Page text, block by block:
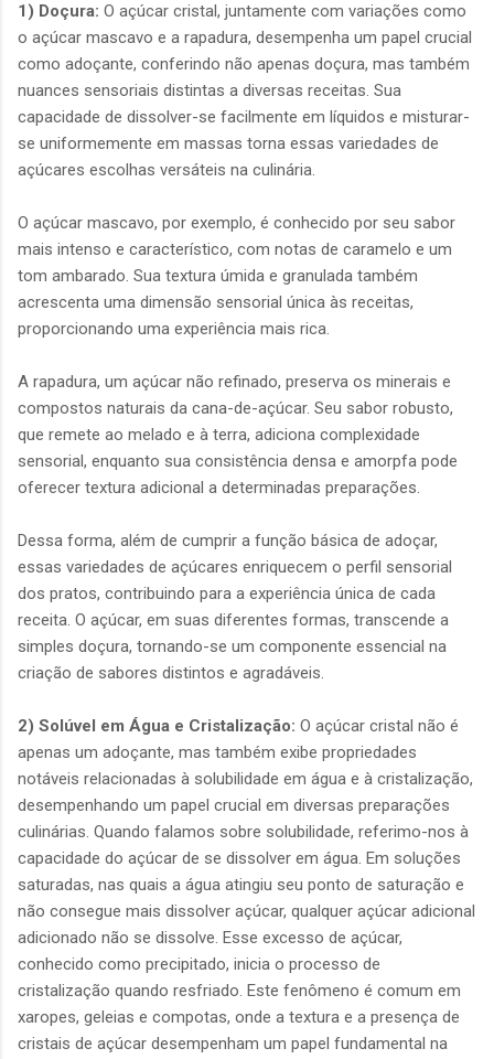
1) Doçura: O açúcar cristal, juntamente com variações como
o açúcar mascavo e a rapadura, desempenha um papel crucial
como adoçante, conferindo não apenas doçura, mas também
nuances sensoriais distintas a diversas receitas. Sua
capacidade de dissolver-se facilmente em líquidos e misturar-
se uniformemente em massas torna essas variedades de
açúcares escolhas versáteis na culinária.
O açúcar mascavo, por exemplo, é conhecido por seu sabor
mais intenso e característico, com notas de caramelo e um
tom ambarado. Sua textura úmida e granulada também
acrescenta uma dimensão sensorial única às receitas,
proporcionando uma experiência mais rica.
A rapadura, um açúcar não refinado, preserva os minerais e
compostos naturais da cana-de-açúcar. Seu sabor robusto,
que remete ao melado e à terra, adiciona complexidade
sensorial, enquanto sua consistência densa e amorpfa pode
oferecer textura adicional a determinadas preparações.
Dessa forma, além de cumprir a função básica de adoçar,
essas variedades de açúcares enriquecem o perfil sensorial
dos pratos, contribuindo para a experiência única de cada
receita. O açúcar, em suas diferentes formas, transcende a
simples doçura, tornando-se um componente essencial na
criação de sabores distintos e agradáveis.
2) Solúvel em Água e Cristalização: O açúcar cristal não é
apenas um adoçante, mas também exibe propriedades
notáveis relacionadas à solubilidade em água e à cristalização,
desempenhando um papel crucial em diversas preparações
culinárias. Quando falamos sobre solubilidade, referimo-nos à
capacidade do açúcar de se dissolver em água. Em soluções
saturadas, nas quais a água atingiu seu ponto de saturação e
não consegue mais dissolver açúcar, qualquer açúcar adicional
adicionado não se dissolve. Esse excesso de açúcar,
conhecido como precipitado, inicia o processo de
cristalização quando resfriado. Este fenômeno é comum em
xaropes, geleias e compotas, onde a textura e a presença de
cristais de açúcar desempenham um papel fundamental na